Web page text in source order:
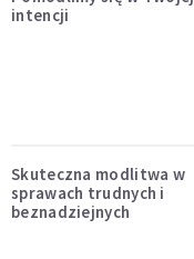
intencji
Skuteczna modlitwa w
sprawach trudnych i
beznadziejnych